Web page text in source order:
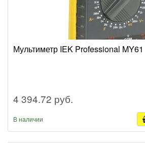
Мультиметр IEK Professional MY61
4 394.72 руб.
В наличии